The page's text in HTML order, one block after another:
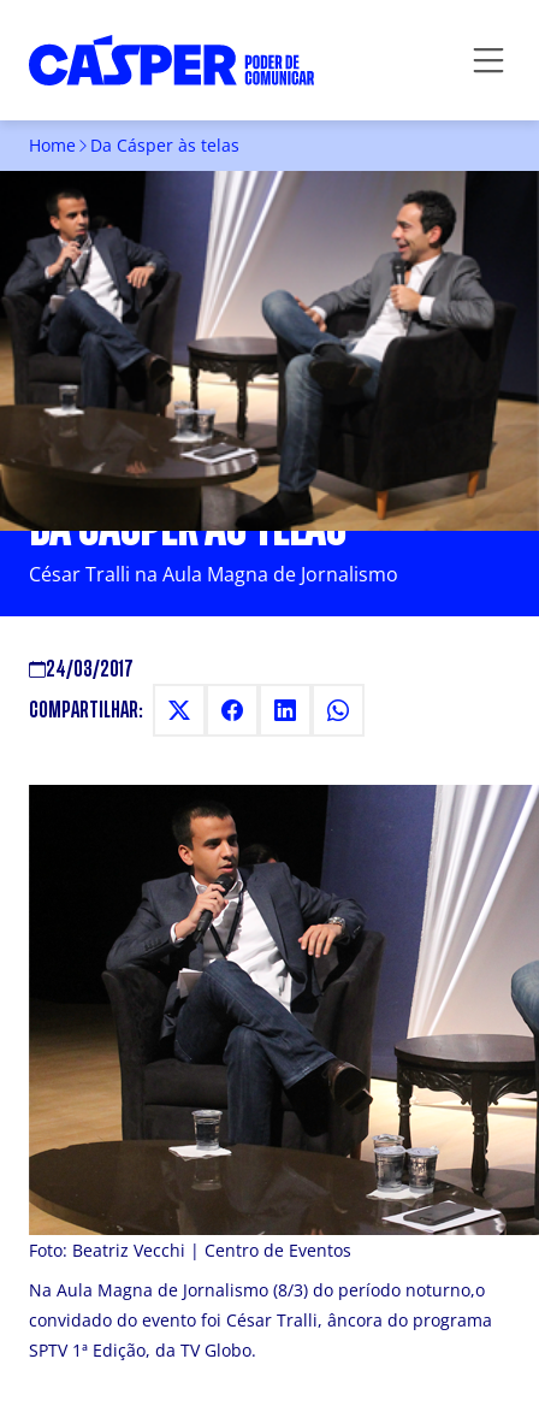
Home Da Cásper às telas
DA CÁSPER ÀS TELAS
César Tralli na Aula Magna de Jornalismo
24/03/2017
COMPARTILHAR:
Foto: Beatriz Vecchi | Centro de Eventos
Na Aula Magna de Jornalismo (8/3) do período noturno,o
convidado do evento foi César Tralli, âncora do programa
SPTV 1ª Edição, da TV Globo.